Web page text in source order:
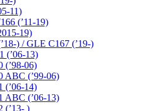
11)
(’11-19)
19)
) / GLE C167 (’19-)
(’06-13)
(’98-06)
ABC (’99-06)
(’06-14)
ABC (’06-13)
(’13- )